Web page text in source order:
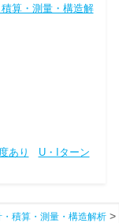
算・測量・構造解
あり
U・Iターン
・積算・測量・構造解析